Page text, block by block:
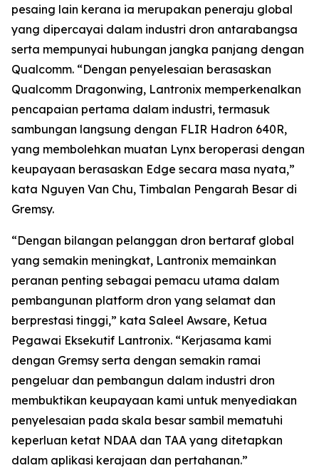
pesaing lain kerana ia merupakan peneraju global
yang dipercayai dalam industri dron antarabangsa
serta mempunyai hubungan jangka panjang dengan
Qualcomm. “Dengan penyelesaian berasaskan
Qualcomm Dragonwing, Lantronix memperkenalkan
pencapaian pertama dalam industri, termasuk
sambungan langsung dengan FLIR Hadron 640R,
yang membolehkan muatan Lynx beroperasi dengan
keupayaan berasaskan Edge secara masa nyata,”
kata Nguyen Van Chu, Timbalan Pengarah Besar di
Gremsy.
“Dengan bilangan pelanggan dron bertaraf global
yang semakin meningkat, Lantronix memainkan
peranan penting sebagai pemacu utama dalam
pembangunan platform dron yang selamat dan
berprestasi tinggi,” kata Saleel Awsare, Ketua
Pegawai Eksekutif Lantronix. “Kerjasama kami
dengan Gremsy serta dengan semakin ramai
pengeluar dan pembangun dalam industri dron
membuktikan keupayaan kami untuk menyediakan
penyelesaian pada skala besar sambil mematuhi
keperluan ketat NDAA dan TAA yang ditetapkan
dalam aplikasi kerajaan dan pertahanan.”